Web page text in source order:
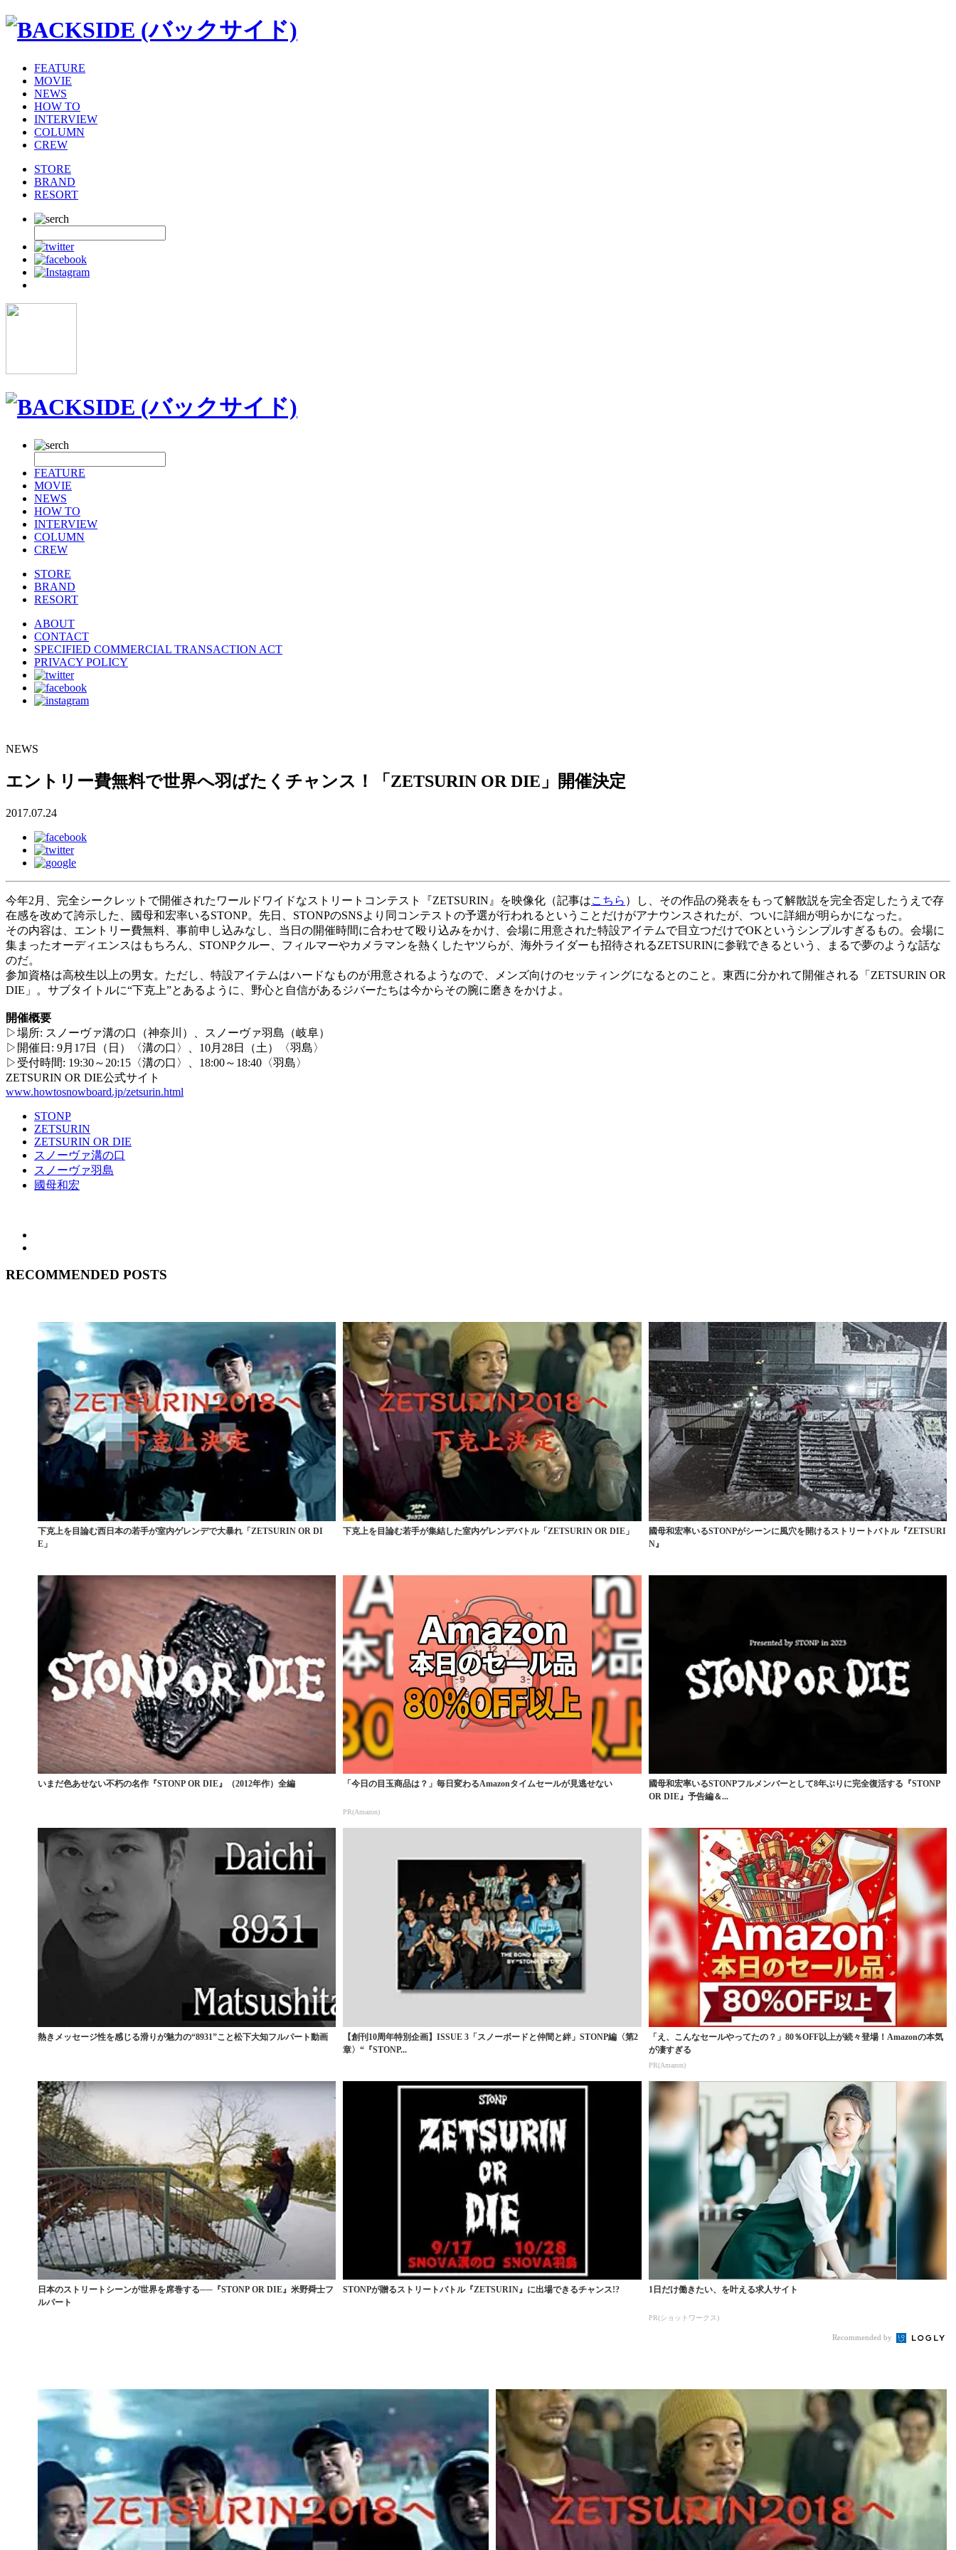
FEATURE
MOVIE
NEWS
HOW TO
INTERVIEW
COLUMN
CREW
STORE
BRAND
RESORT
FEATURE
MOVIE
NEWS
HOW TO
INTERVIEW
COLUMN
CREW
STORE
BRAND
RESORT
ABOUT
CONTACT
SPECIFIED COMMERCIAL TRANSACTION ACT
PRIVACY POLICY
NEWS
エントリー費無料で世界へ羽ばたくチャンス！「ZETSURIN OR DIE」開催決定
2017.07.24
今年2月、完全シークレットで開催されたワールドワイドなストリートコンテスト『ZETSURIN』を映像化（記事はこちら ）し、その作品の発表をもって解散説を完全否定したうえで存
在感を改めて誇示した、國母和宏率いるSTONP。先日、STONPのSNSより同コンテストの予選が行われるということだけがアナウンスされたが、ついに詳細が明らかになった。
その内容は、エントリー費無料、事前申し込みなし、当日の開催時間に合わせて殴り込みをかけ、会場に用意された特設アイテムで目立つだけでOKというシンプルすぎるもの。会場に
集まったオーディエンスはもちろん、STONPクルー、フィルマーやカメラマンを熱くしたヤツらが、海外ライダーも招待されるZETSURINに参戦できるという、まるで夢のような話な
のだ。
参加資格は高校生以上の男女。ただし、特設アイテムはハードなものが用意されるようなので、メンズ向けのセッティングになるとのこと。東西に分かれて開催される「ZETSURIN OR
DIE」。サブタイトルに“下克上”とあるように、野心と自信があるジバーたちは今からその腕に磨きをかけよ。
開催概要
▷場所: スノーヴァ溝の口（神奈川）、スノーヴァ羽島（岐阜）
▷開催日: 9月17日（日）〈溝の口〉、10月28日（土）〈羽島〉
▷受付時間: 19:30～20:15〈溝の口〉、18:00～18:40〈羽島〉
ZETSURIN OR DIE公式サイト
www.howtosnowboard.jp/zetsurin.html
STONP
ZETSURIN
ZETSURIN OR DIE
スノーヴァ溝の口
スノーヴァ羽島
國母和宏
RECOMMENDED POSTS
下克上を目論む西日本の若手が室内ゲレンデで大暴れ「ZETSURIN OR DI
E」
下克上を目論む若手が集結した室内ゲレンデバトル「ZETSURIN OR DIE」
國母和宏率いるSTONPがシーンに風穴を開けるストリートバトル『ZETSURI
N』
いまだ色あせない不朽の名作『STONP OR DIE』（2012年作）全編 「今日の目玉商品は？」毎日変わるAmazonタイムセールが見逃せない
PR(Amazon)
國母和宏率いるSTONPフルメンバーとして8年ぶりに完全復活する『STONP
OR DIE』予告編＆...
熱きメッセージ性を感じる滑りが魅力の“8931”こと松下大知フルパート動画
【創刊10周年特別企画】ISSUE 3「スノーボードと仲間と絆」STONP編〈第2
章〉“『STONP...
「え、こんなセールやってたの？」80％OFF以上が続々登場！Amazonの本気
が凄すぎる
PR(Amazon)
日本のストリートシーンが世界を席巻する──『STONP OR DIE』米野舜士フ
ルパート
STONPが贈るストリートバトル『ZETSURIN』に出場できるチャンス!? 1日だけ働きたい、を叶える求人サイト
PR(ショットワークス)
Recommended by